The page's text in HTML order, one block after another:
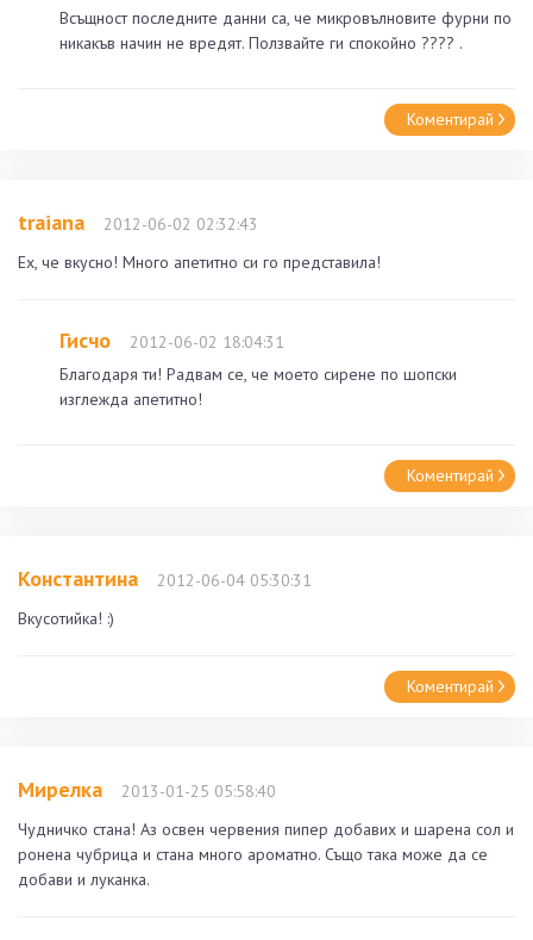
Всъщност последните данни са, че микровълновите фурни по
никакъв начин не вредят. Ползвайте ги спокойно ???? .
Коментирай
traiana
2012-06-02 02:32:43
Ех, че вкусно! Много апетитно си го представила!
Гисчо
2012-06-02 18:04:31
Благодаря ти! Радвам се, че моето сирене по шопски
изглежда апетитно!
Коментирай
Константина
2012-06-04 05:30:31
Вкусотийка! :)
Коментирай
Мирелка
2013-01-25 05:58:40
Чудничко стана! Аз освен червения пипер добавих и шарена сол и
ронена чубрица и стана много ароматно. Също така може да се
добави и луканка.